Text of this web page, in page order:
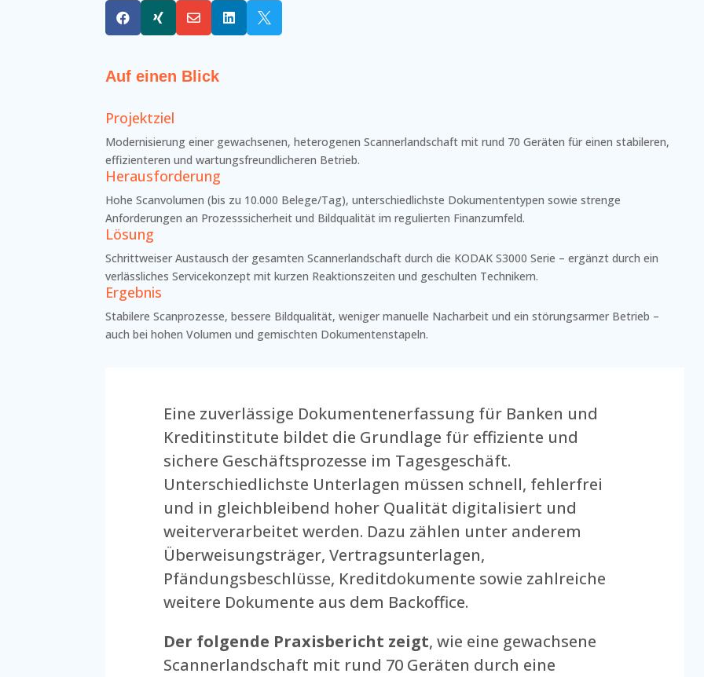
    
Auf einen Blick
Projektziel
Modernisierung einer gewachsenen, heterogenen Scannerlandschaft mit rund 70 Geräten für einen stabileren,
effizienteren und wartungsfreundlicheren Betrieb.
Herausforderung
Hohe Scanvolumen (bis zu 10.000 Belege/Tag), unterschiedlichste Dokumententypen sowie strenge
Anforderungen an Prozesssicherheit und Bildqualität im regulierten Finanzumfeld.
Lösung
Schrittweiser Austausch der gesamten Scannerlandschaft durch die KODAK S3000 Serie – ergänzt durch ein
verlässliches Servicekonzept mit kurzen Reaktionszeiten und geschulten Technikern.
Ergebnis
Stabilere Scanprozesse, bessere Bildqualität, weniger manuelle Nacharbeit und ein störungsarmer Betrieb –
auch bei hohen Volumen und gemischten Dokumentenstapeln.
Eine zuverlässige Dokumentenerfassung für Banken und
Kreditinstitute bildet die Grundlage für effiziente und
sichere Geschäftsprozesse im Tagesgeschäft.
Unterschiedlichste Unterlagen müssen schnell, fehlerfrei
und in gleichbleibend hoher Qualität digitalisiert und
weiterverarbeitet werden. Dazu zählen unter anderem
Überweisungsträger, Vertragsunterlagen,
Pfändungsbeschlüsse, Kreditdokumente sowie zahlreiche
weitere Dokumente aus dem Backoffice.
Der folgende Praxisbericht zeigt, wie eine gewachsene
Scannerlandschaft mit rund 70 Geräten durch eine